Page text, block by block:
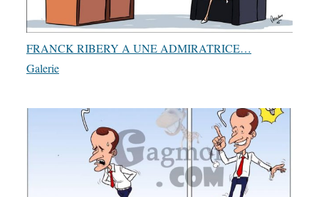
FRANCK RIBERY A UNE ADMIRATRICE…
Galerie